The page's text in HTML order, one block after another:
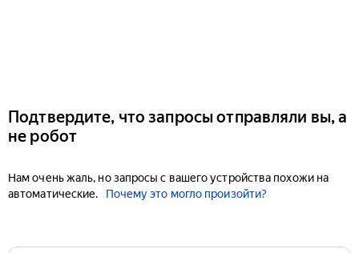
Подтвердите, что запросы отправляли вы, а
не робот
Нам очень жаль, но запросы с вашего устройства похожи на
автоматические.
Почему это могло произойти?